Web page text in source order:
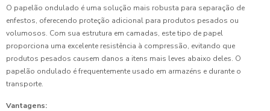
O papelão ondulado é uma solução mais robusta para separação de
enfestos, oferecendo proteção adicional para produtos pesados ou
volumosos. Com sua estrutura em camadas, este tipo de papel
proporciona uma excelente resistência à compressão, evitando que
produtos pesados causem danos a itens mais leves abaixo deles. O
papelão ondulado é frequentemente usado em armazéns e durante o
transporte.
Vantagens: